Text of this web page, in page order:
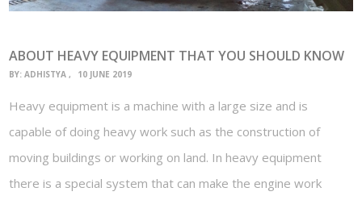
ABOUT HEAVY EQUIPMENT THAT YOU SHOULD KNOW
BY:ADHISTYA 10 JUNE 2019
Heavy equipment is a machine with a large size and is
capable of doing heavy work such as the construction of
moving buildings or working on land. In heavy equipment
there is a special system that can make the engine work